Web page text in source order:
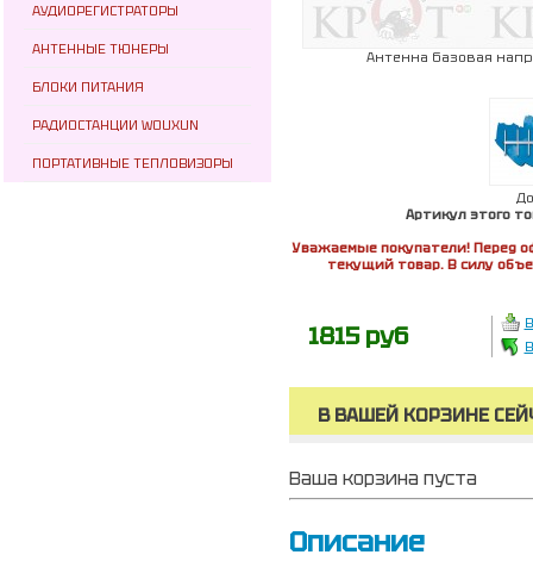
АУДИОРЕГИСТРАТОРЫ
АНТЕННЫЕ ТЮНЕРЫ
БЛОКИ ПИТАНИЯ
РАДИОСТАНЦИИ WOUXUN
ПОРТАТИВНЫЕ ТЕПЛОВИЗОРЫ
Антенна базовая
Артикул этого
Уважаемые покупатели! Перед
текущий товар. В силу
1815 руб
В ВАШЕЙ КОРЗИНЕ
Ваша корзина пуста
Описание